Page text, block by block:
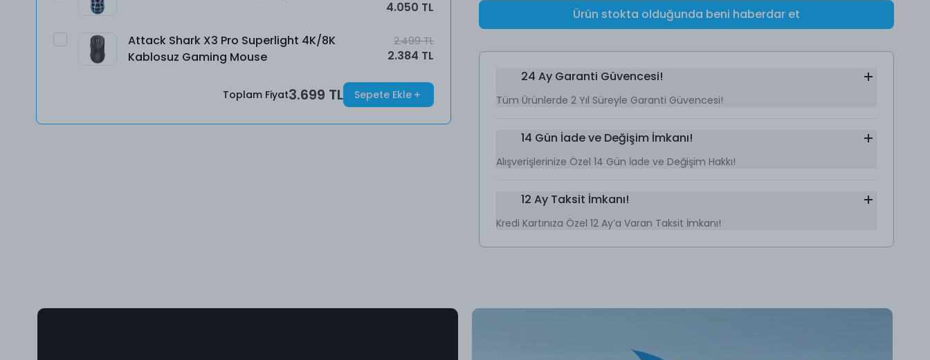
4.050 TL
Attack Shark X3 Pro Superlight 4K/8K
Kablosuz Gaming Mouse
2.499 TL
2.384 TL
Toplam Fiyat3.699 TL Sepete Ekle
Ürün stokta olduğunda beni haberdar et
24 Ay Garanti Güvencesi!
Tüm Ürünlerde 2 Yıl Süreyle Garanti Güvencesi!
14 Gün İade ve Değişim İmkanı!
Alışverişlerinize Özel 14 Gün İade ve Değişim Hakkı!
12 Ay Taksit İmkanı!
Kredi Kartınıza Özel 12 Ay’a Varan Taksit İmkanı!